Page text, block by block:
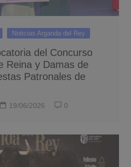
Noticias Arganda del Rey
del Concurso
Reina y Damas de
Patronales de
19/06/2026 0